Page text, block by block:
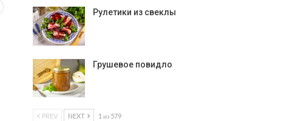
Рулетики из свеклы
Грушевое повидло
PREV NEXT 1 из 579